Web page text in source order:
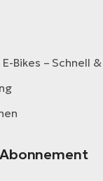
Bikes – Schnell